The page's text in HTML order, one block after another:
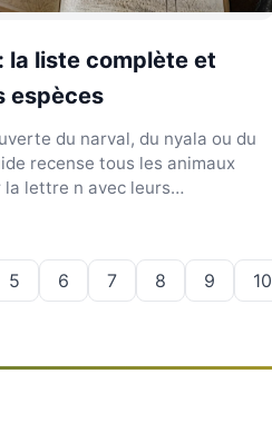
la liste complète et
espèces
du narval, du nyala ou du
recense tous les animaux
la lettre n avec leurs
5 6 7 8 9 10